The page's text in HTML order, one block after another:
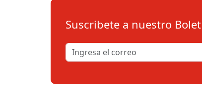
Suscribete a nuestro